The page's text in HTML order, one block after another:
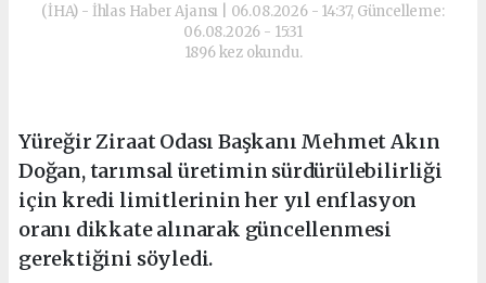
(İHA) - İhlas Haber Ajansı | 06.08.2026 - 14:37, Güncelleme:
06.08.2026 - 15:31
1896 kez okundu.
Yüreğir Ziraat Odası Başkanı Mehmet Akın
Doğan, tarımsal üretimin sürdürülebilirliği
için kredi limitlerinin her yıl enflasyon
oranı dikkate alınarak güncellenmesi
gerektiğini söyledi.